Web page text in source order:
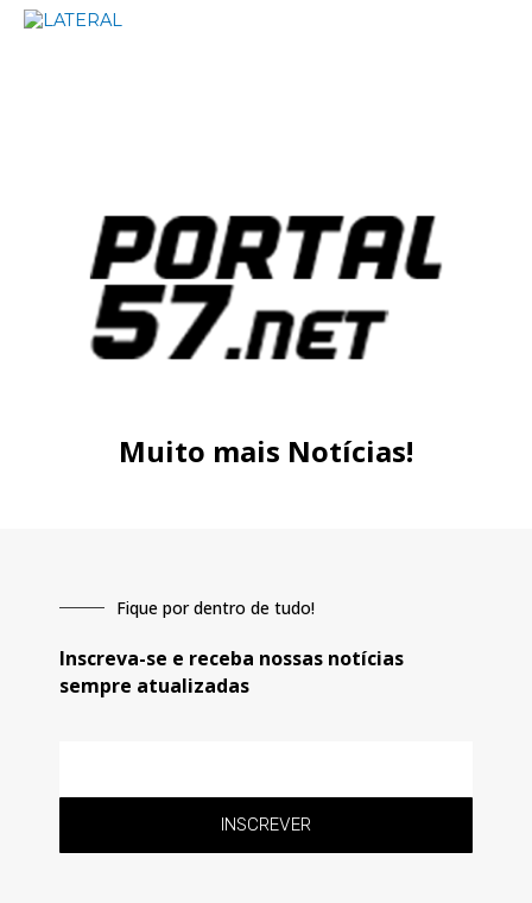
Muito mais Notícias!
Fique por dentro de tudo!
Inscreva-se e receba nossas notícias
sempre atualizadas
INSCREVER